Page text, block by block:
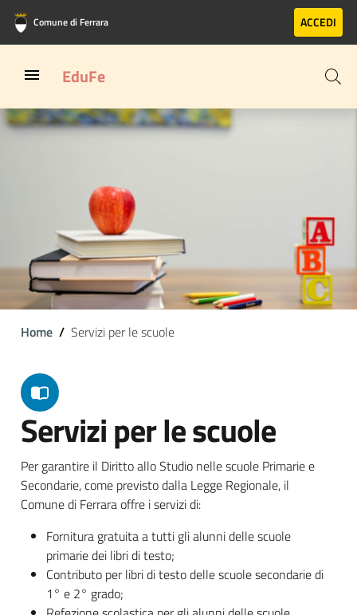
Vai al contenuto principale
Vai al footer
Comune di Ferrara ACCEDI
EduFe
Home Servizi per le scuole
Servizi per le scuole
Per garantire il Diritto allo Studio nelle scuole Primarie e
Secondarie, come previsto dalla Legge Regionale, il
Comune di Ferrara offre i servizi di:
Fornitura gratuita a tutti gli alunni delle scuole
primarie dei libri di testo;
Contributo per libri di testo delle scuole secondarie di
1° e 2° grado;